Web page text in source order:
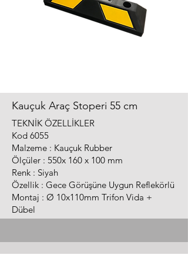
Kauçuk Araç Stoperi 55 cm
TEKNİK ÖZELLİKLER
Kod 6055
Malzeme : Kauçuk Rubber
Ölçüler : 550x 160 x 100 mm
Renk : Siyah
Özellik : Gece Görüşüne Uygun Reflekörlü
Montaj : Ø 10x110mm Trifon Vida +
Dübel